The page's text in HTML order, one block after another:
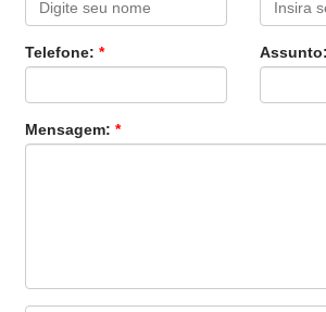
Telefone:* Assunto:
Mensagem:*